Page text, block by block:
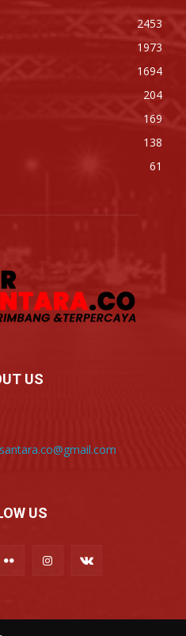
2453
1973
1694
204
169
138
61
US
US